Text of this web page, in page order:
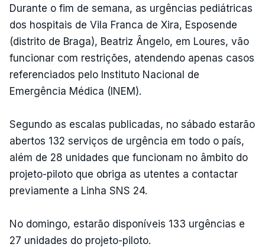
Durante o fim de semana, as urgências pediátricas
dos hospitais de Vila Franca de Xira, Esposende
(distrito de Braga), Beatriz Ângelo, em Loures, vão
funcionar com restrições, atendendo apenas casos
referenciados pelo Instituto Nacional de
Emergência Médica (INEM).
Segundo as escalas publicadas, no sábado estarão
abertos 132 serviços de urgência em todo o país,
além de 28 unidades que funcionam no âmbito do
projeto-piloto que obriga as utentes a contactar
previamente a Linha SNS 24.
No domingo, estarão disponíveis 133 urgências e
27 unidades do projeto-piloto.